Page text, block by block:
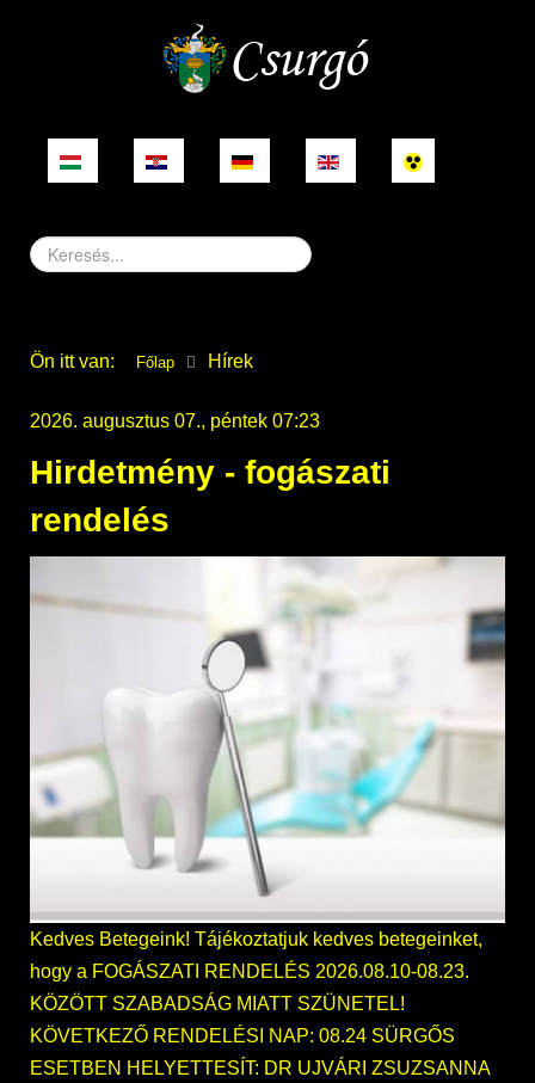
Keresés...
Ön itt van: Főlap Hírek
2026. augusztus 07., péntek 07:23
Hirdetmény - fogászati
rendelés
Kedves Betegeink! Tájékoztatjuk kedves betegeinket,
hogy a FOGÁSZATI RENDELÉS 2026.08.10-08.23.
KÖZÖTT SZABADSÁG MIATT SZÜNETEL!
KÖVETKEZŐ RENDELÉSI NAP: 08.24 SÜRGŐS
ESETBEN HELYETTESÍT: DR UJVÁRI ZSUZSANNA